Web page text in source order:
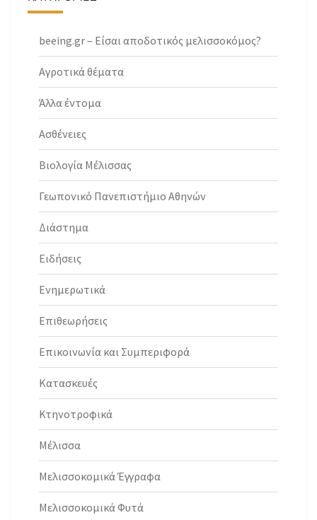
beeing.gr – Είσαι αποδοτικός μελισσοκόμος?
Αγροτικά θέματα
Άλλα έντομα
Ασθένειες
Βιολογία Μέλισσας
Γεωπονικό Πανεπιστήμιο Αθηνών
Διάστημα
Ειδήσεις
Ενημερωτικά
Επιθεωρήσεις
Επικοινωνία και Συμπεριφορά
Κατασκευές
Κτηνοτροφικά
Μέλισσα
Μελισσοκομικά Έγγραφα
Μελισσοκομικά Φυτά